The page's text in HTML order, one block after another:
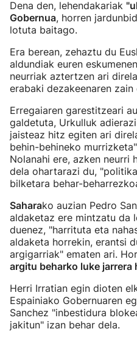
Dena den, lehendakariak
Gobernua, horren
lotuta baitago.
Era berean, zehaztu du
aldundiak euren
neurriak aztertzen ari
erabaki dezakeenaren zain
Erregaiaren garestitzeari
galdetuta, Urkulluk
jaisteaz hitz egiten ari
behin-behineko
Nolanahi ere, azken
dela ohartarazi du,
bilketara behar-
Saharako auzian Pedro
aldaketaz ere mintzatu da
duenez, "harrituta eta
aldaketa horrekin, erantsi
argigarriak" ematen ari.
argitu beharko luke jarrera
Herri Irratian egin dioten
Espainiako Gobernuaren
Sanchez "inbestidura
jakitun" izan behar dela.